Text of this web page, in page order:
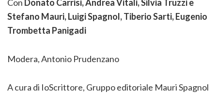
Con Donato Carrisi, Andrea Vitali, Silvia Truzzi e
Stefano Mauri, Luigi Spagnol, Tiberio Sarti, Eugenio
Trombetta Panigadi
Modera, Antonio Prudenzano
A cura di IoScrittore, Gruppo editoriale Mauri Spagnol